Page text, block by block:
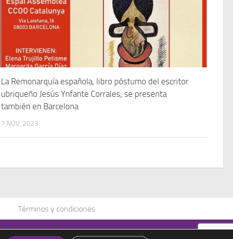
La Remonarquía española, libro póstumo del escritor
ubriqueño Jesús Ynfante Corrales, se presenta
también en Barcelona
7 NOV, 2023
Términos y condiciones